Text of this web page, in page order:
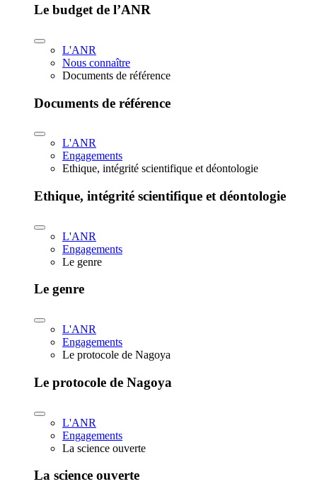
Le budget de l’ANR
L'ANR
Nous connaître
Documents de référence
Documents de référence
L'ANR
Engagements
Ethique, intégrité scientifique et déontologie
Ethique, intégrité scientifique et déontologie
L'ANR
Engagements
Le genre
Le genre
L'ANR
Engagements
Le protocole de Nagoya
Le protocole de Nagoya
L'ANR
Engagements
La science ouverte
La science ouverte